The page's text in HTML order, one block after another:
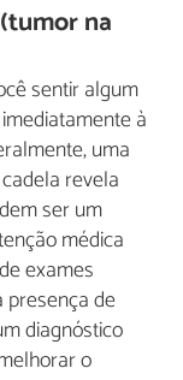
na
sentir algum
à
uma
revela
ser um
médica
exames
presença de
diagnóstico
o